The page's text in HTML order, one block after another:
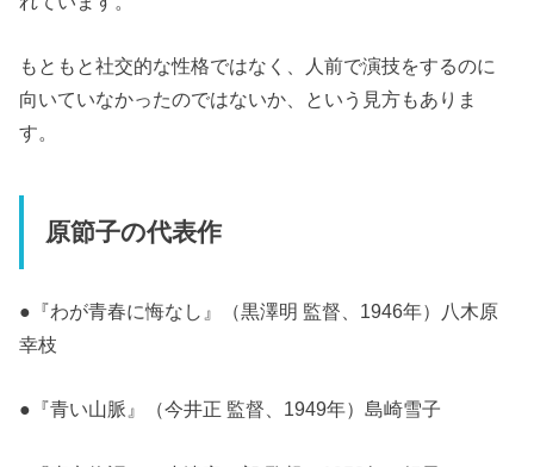
もともと社交的な性格ではなく、人前で演技をするのに
向いていなかったのではないか、という見方もありま
す。
原節子の代表作
●『わが青春に悔なし』（黒澤明 監督、1946年）八木原
幸枝
●『青い山脈』（今井正 監督、1949年）島崎雪子